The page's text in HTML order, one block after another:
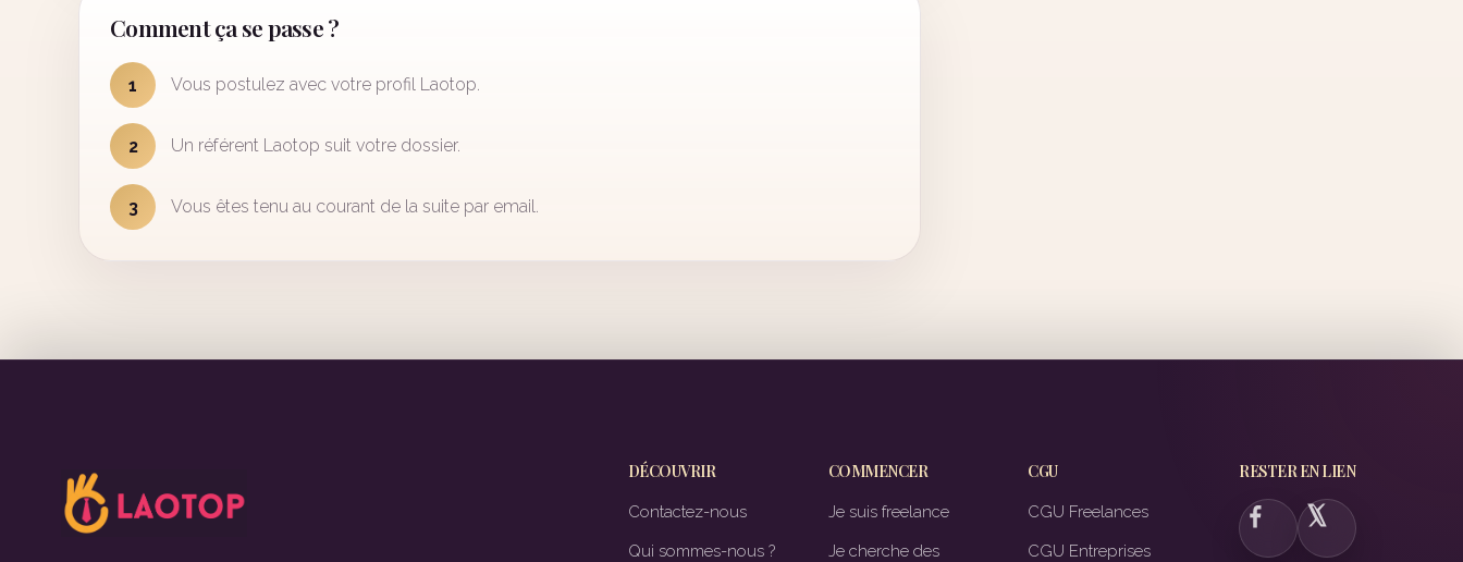
Comment ça se passe ?
1 Vous postulez avec votre profil Laotop.
2 Un référent Laotop suit votre dossier.
3 Vous êtes tenu au courant de la suite par email.
DÉCOUVRIR
Contactez-nous
Qui sommes-nous ?
COMMENCER
Je suis freelance
Je cherche des
CGU
CGU Freelances
CGU Entreprises
RESTER EN LIEN